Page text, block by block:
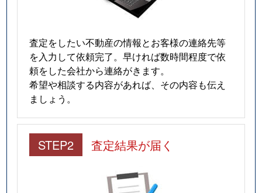
査定をしたい不動産の情報とお客様の連絡先等
を入力して依頼完了。早ければ数時間程度で依
頼をした会社から連絡がきます。
希望や相談する内容があれば、その内容も伝え
ましょう。
STEP2 査定結果が届く